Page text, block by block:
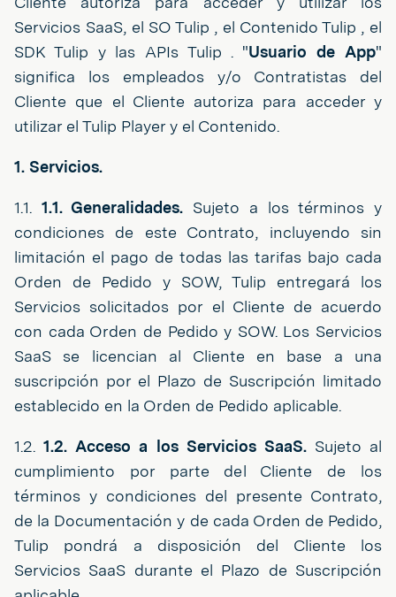
Servicios SaaS, el SO Tulip , el Contenido Tulip , el
SDK Tulip y las APIs Tulip . "Usuario de App"
significa los empleados y/o Contratistas del
Cliente que el Cliente autoriza para acceder y
utilizar el Tulip Player y el Contenido.
1. Servicios.
1.1. 1.1. Generalidades. Sujeto a los términos y
condiciones de este Contrato, incluyendo sin
limitación el pago de todas las tarifas bajo cada
Orden de Pedido y SOW, Tulip entregará los
Servicios solicitados por el Cliente de acuerdo
con cada Orden de Pedido y SOW. Los Servicios
SaaS se licencian al Cliente en base a una
suscripción por el Plazo de Suscripción limitado
establecido en la Orden de Pedido aplicable.
1.2.1.2. Acceso a los Servicios SaaS.Sujeto al
cumplimiento por parte del Cliente de los
términos y condiciones del presente Contrato,
de la Documentación y de cada Orden de Pedido,
Tulip pondrá a disposición del Cliente los
Servicios SaaS durante el Plazo de Suscripción